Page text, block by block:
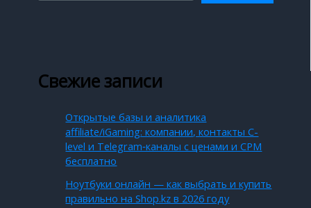
Свежие записи
Открытые базы и аналитика
affiliate/iGaming: компании, контакты C-
level и Telegram‑каналы с ценами и CPM
бесплатно
Ноутбуки онлайн — как выбрать и купить
правильно на Shop.kz в 2026 году